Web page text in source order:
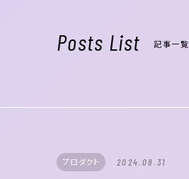
Posts List 記事一覧
プロダクト 2024.08.31